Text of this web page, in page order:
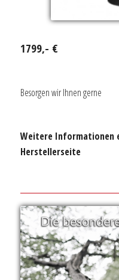
1799,- €
Besorgen wir Ihnen gerne
Weitere Informationen
Herstellerseite